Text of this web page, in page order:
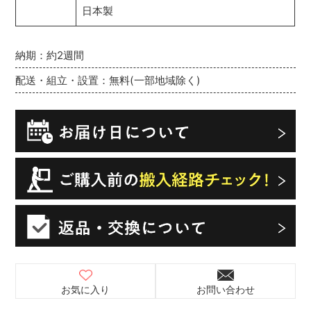
納期：約2週間
配送・組立・設置：無料(一部地域除く)
お気に入り お問い合わせ
日本製